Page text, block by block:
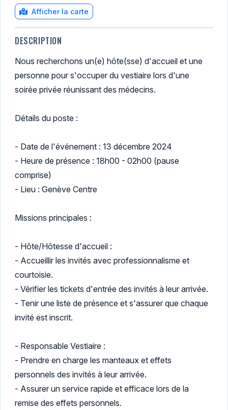
Afficher la carte
DESCRIPTION
Nous recherchons un(e) hôte(sse) d'accueil et une
personne pour s'occuper du vestiaire lors d'une
soirée privée réunissant des médecins.
Détails du poste :
- Date de l'événement : 13 décembre 2024
- Heure de présence : 18h00 - 02h00 (pause
comprise)
- Lieu : Genève Centre
Missions principales :
- Hôte/Hôtesse d'accueil :
- Accueillir les invités avec professionnalisme et
courtoisie.
- Vérifier les tickets d'entrée des invités à leur arrivée.
- Tenir une liste de présence et s'assurer que chaque
invité est inscrit.
- Responsable Vestiaire :
- Prendre en charge les manteaux et effets
personnels des invités à leur arrivée.
- Assurer un service rapide et efficace lors de la
remise des effets personnels.